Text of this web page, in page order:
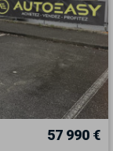
57 990 €